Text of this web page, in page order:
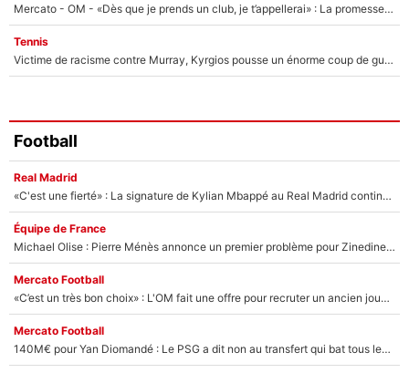
Mercato - OM - «Dès que je prends un club, je t’appellerai» : La promesse de Marcelino au moment de claquer la porte
Tennis
Victime de racisme contre Murray, Kyrgios pousse un énorme coup de gueule !
Football
Real Madrid
«C'est une fierté» : La signature de Kylian Mbappé au Real Madrid continue de régaler l'Espagne
Équipe de France
Michael Olise : Pierre Ménès annonce un premier problème pour Zinedine Zidane en équipe de France
Mercato Football
«C’est un très bon choix» : L'OM fait une offre pour recruter un ancien joueur du PSG... et c'est validé dans l'After Foot !
Mercato Football
140M€ pour Yan Diomandé : Le PSG a dit non au transfert qui bat tous les records sur le mercato